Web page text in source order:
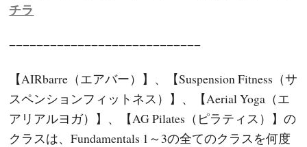
チラ
−−−−−−−−−−−−−−−−−−−−−−−−−−−−
【AIRbarre（エアバー）】、【Suspension Fitness（サ
スペンションフィットネス）】、【Aerial Yoga（エ
アリアルヨガ）】、【AG Pilates（ピラティス）】の
クラスは、Fundamentals 1～3の全てのクラスを何度